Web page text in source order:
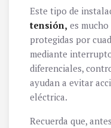
Este tipo de
tensión, es
protegidas por
mediante
diferenciales,
ayudan a evitar
eléctrica.
Recuerda que,